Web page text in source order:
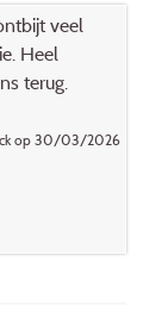
veel
Heel
terug.
op 30/03/2026